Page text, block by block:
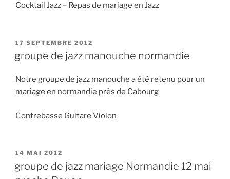
Cocktail Jazz – Repas de mariage en Jazz
PUBLIÉ
17 SEPTEMBRE 2012
groupe de jazz manouche normandie
Notre groupe de jazz manouche a été retenu pour un
mariage en normandie près de Cabourg
Contrebasse Guitare Violon
PUBLIÉ
14 MAI 2012
groupe de jazz mariage Normandie 12 mai